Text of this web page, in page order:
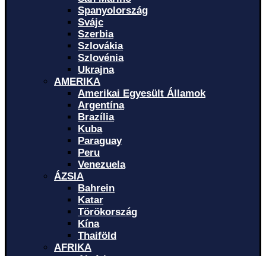
Spanyolország
Svájc
Szerbia
Szlovákia
Szlovénia
Ukrajna
AMERIKA
Amerikai Egyesült Államok
Argentína
Brazília
Kuba
Paraguay
Peru
Venezuela
ÁZSIA
Bahrein
Katar
Törökország
Kína
Thaiföld
AFRIKA